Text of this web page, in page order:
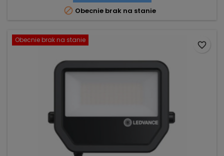
 Obecnie brak na stanie
Obecnie brak na stanie
favorite_border